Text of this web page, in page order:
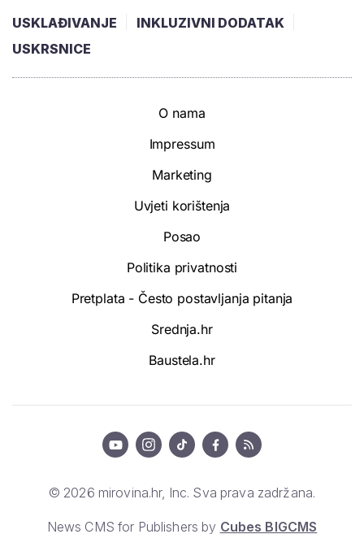
USKLAĐIVANJE
INKLUZIVNI DODATAK
USKRSNICE
O nama
Impressum
Marketing
Uvjeti korištenja
Posao
Politika privatnosti
Pretplata - Često postavljanja pitanja
Srednja.hr
Baustela.hr
© 2026 mirovina.hr, Inc. Sva prava zadržana.
News CMS for Publishers by Cubes BIGCMS